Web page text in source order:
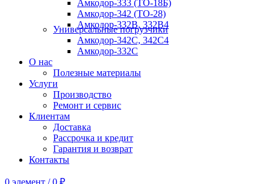
Амкодор-333 (ТО-18Б)
Амкодор-342 (ТО-28)
Амкодор-332B, 332B4
Универсальные погрузчики
Амкодор-342С, 342С4
Амкодор-332С
О нас
Полезные материалы
Услуги
Производство
Ремонт и сервис
Клиентам
Доставка
Рассрочка и кредит
Гарантия и возврат
Контакты
0 элемент / 0 ₽